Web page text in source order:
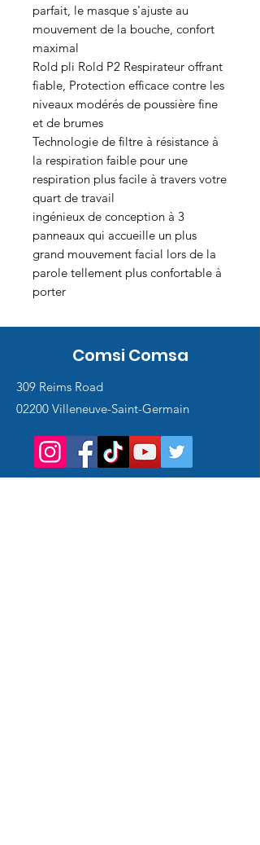
parfait, le masque s'ajuste au
mouvement de la bouche, confort
maximal
Rold pli Rold P2 Respirateur offrant
fiable, Protection efficace contre les
niveaux modérés de poussière fine
et de brumes
Technologie de filtre à résistance à
la respiration faible pour une
respiration plus facile à travers votre
quart de travail
ingénieux de conception à 3
panneaux qui accueille un plus
grand mouvement facial lors de la
parole tellement plus confortable à
porter
Comsi Comsa
309 Reims Road
02200 Villeneuve-Saint-Germain